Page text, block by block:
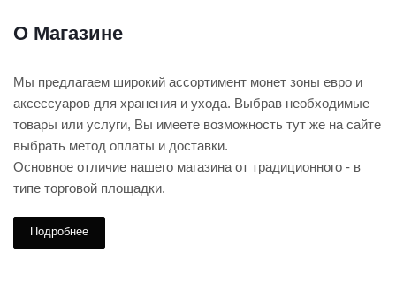
О Магазине
Мы предлагаем широкий ассортимент монет зоны евро и
аксессуаров для хранения и ухода. Выбрав необходимые
товары или услуги, Вы имеете возможность тут же на сайте
выбрать метод оплаты и доставки.
Основное отличие нашего магазина от традиционного - в
типе торговой площадки.
Подробнее